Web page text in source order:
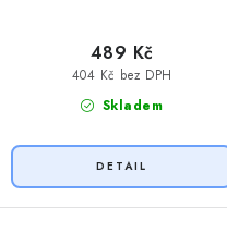
Skladem
404 Kč bez DPH
489 Kč